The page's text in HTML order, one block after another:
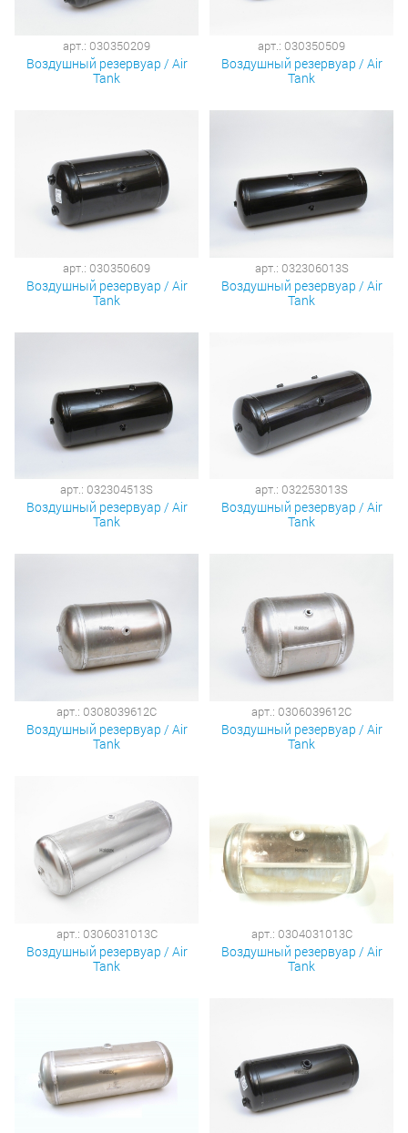
арт.: 030350209
Воздушный резервуар / Air
Tank
арт.: 030350509
Воздушный резервуар / Air
Tank
арт.: 030350609
Воздушный резервуар / Air
Tank
арт.: 032306013S
Воздушный резервуар / Air
Tank
арт.: 032304513S
Воздушный резервуар / Air
Tank
арт.: 032253013S
Воздушный резервуар / Air
Tank
арт.: 0308039612C
Воздушный резервуар / Air
Tank
арт.: 0306039612C
Воздушный резервуар / Air
Tank
арт.: 0306031013C
Воздушный резервуар / Air
Tank
арт.: 0304031013C
Воздушный резервуар / Air
Tank